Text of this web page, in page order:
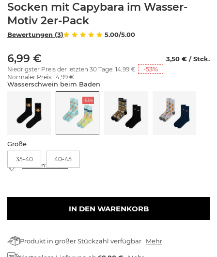
Socken mit Capybara im Wasser-
Motiv 2er-Pack
5.00/5.00
Bewertungen (3)
6,99 € 3,50 € / Stck.
Niedrigster Preis der letzten 30 Tage: 14,99 € -53%
Normaler Preis: 14,99 €
Wasserschwein beim Baden
-53%
Größe
35-40 40-45
Größentabelle
IN DEN WARENKORB
Produkt in großer Stückzahl verfügbar Mehr